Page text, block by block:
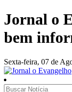
Jornal o
bem
Sexta-feira, 07 de